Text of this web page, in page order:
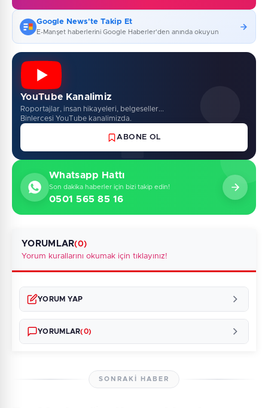
Google News'te Takip Et
E-Manşet haberlerini Google Haberler'den anında okuyun
YouTube Kanalimiz
Roportajlar, insan hikayeleri, belgeseller...
Binlercesi YouTube kanalimizda.
ABONE OL
Whatsapp Hattı
Son dakika haberler için bizi takip edin!
0501 565 85 16
YORUMLAR(0)
Yorum kurallarını okumak için tıklayınız!
YORUM YAP
YORUMLAR(0)
SONRAKI HABER